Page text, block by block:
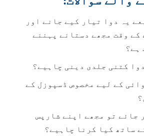
یہ دوا تیار کیے جانے اور
کے وقت مجھے دستانے پہننے
ہے؟
کتنی جلدی دینی چاہیے؟
کے لیے مخصوص ڈسپوزل کے
جائے تو مجھے اپنے شارپس
ساتھ کیا کرنا چاہیے؟